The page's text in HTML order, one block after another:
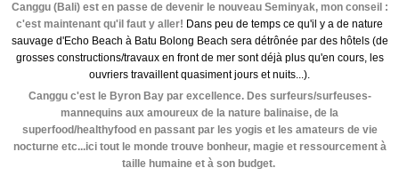
Canggu (Bali) est en passe de devenir le nouveau Seminyak, mon conseil :
c'est maintenant qu'il faut y aller! Dans peu de temps ce qu'il y a de nature
sauvage d'Echo Beach à Batu Bolong Beach sera détrônée par des hôtels (de
grosses constructions/travaux en front de mer sont déjà plus qu'en cours, les
ouvriers travaillent quasiment jours et nuits...).
Canggu c'est le Byron Bay par excellence. Des surfeurs/surfeuses-
mannequins aux amoureux de la nature balinaise, de la
superfood/healthyfood en passant par les yogis et les amateurs de vie
nocturne etc...ici tout le monde trouve bonheur, magie et ressourcement à
taille humaine et à son budget.